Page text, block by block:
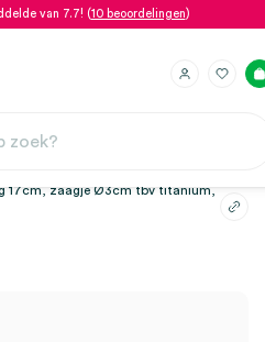
van 7.7! (10 beoordelingen)
17cm, zaagje Ø3cm tbv titanium,